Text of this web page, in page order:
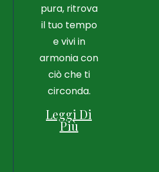
pura, ritrova
il tuo tempo
e vivi in
armonia con
ciò che ti
circonda.
Leggi Di
Più